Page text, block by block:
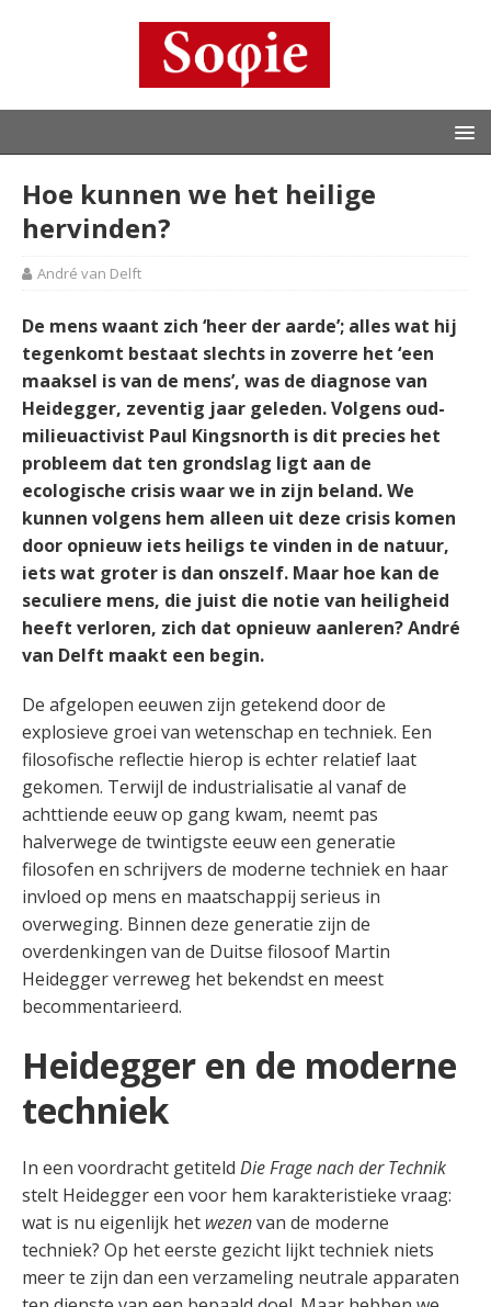
Hoe kunnen we het heilige
hervinden?
André van Delft
De mens waant zich ‘heer der aarde’; alles wat hij
tegenkomt bestaat slechts in zoverre het ‘een
maaksel is van de mens’, was de diagnose van
Heidegger, zeventig jaar geleden. Volgens oud-
milieuactivist Paul Kingsnorth is dit precies het
probleem dat ten grondslag ligt aan de
ecologische crisis waar we in zijn beland. We
kunnen volgens hem alleen uit deze crisis komen
door opnieuw iets heiligs te vinden in de natuur,
iets wat groter is dan onszelf. Maar hoe kan de
seculiere mens, die juist die notie van heiligheid
heeft verloren, zich dat opnieuw aanleren? André
van Delft maakt een begin.
De afgelopen eeuwen zijn getekend door de
explosieve groei van wetenschap en techniek. Een
filosofische reflectie hierop is echter relatief laat
gekomen. Terwijl de industrialisatie al vanaf de
achttiende eeuw op gang kwam, neemt pas
halverwege de twintigste eeuw een generatie
filosofen en schrijvers de moderne techniek en haar
invloed op mens en maatschappij serieus in
overweging. Binnen deze generatie zijn de
overdenkingen van de Duitse filosoof Martin
Heidegger verreweg het bekendst en meest
becommentarieerd.
Heidegger en de moderne
techniek
In een voordracht getiteld Die Frage nach der Technik
stelt Heidegger een voor hem karakteristieke vraag:
wat is nu eigenlijk het wezenvan de moderne
techniek? Op het eerste gezicht lijkt techniek niets
meer te zijn dan een verzameling neutrale apparaten